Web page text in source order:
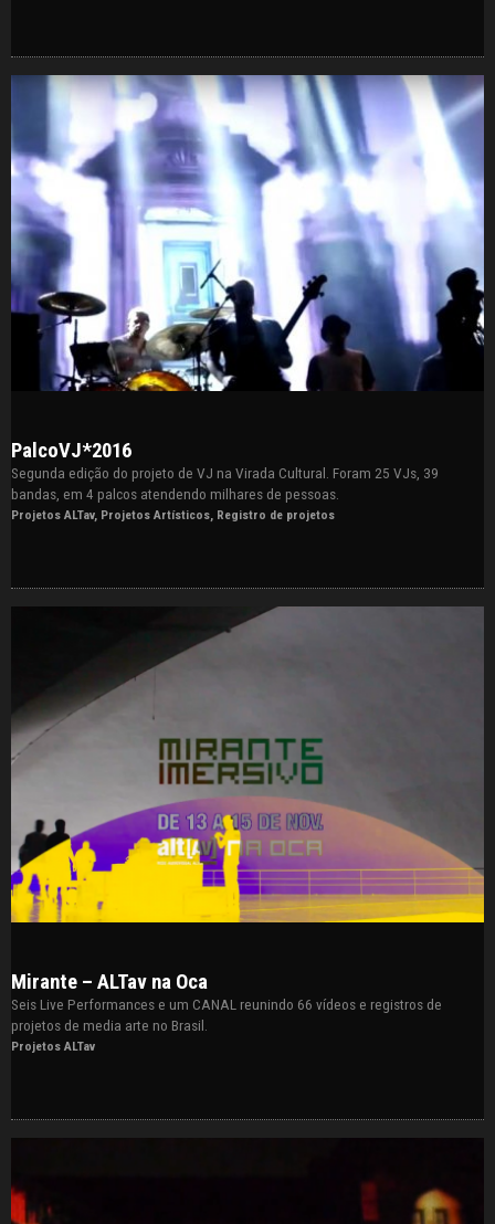
PalcoVJ*2016
Segunda edição do projeto de VJ na Virada Cultural. Foram 25 VJs, 39
bandas, em 4 palcos atendendo milhares de pessoas.
Projetos ALTav, Projetos Artísticos, Registro de projetos
Mirante – ALTav na Oca
Seis Live Performances e um CANAL reunindo 66 vídeos e registros de
projetos de media arte no Brasil.
Projetos ALTav